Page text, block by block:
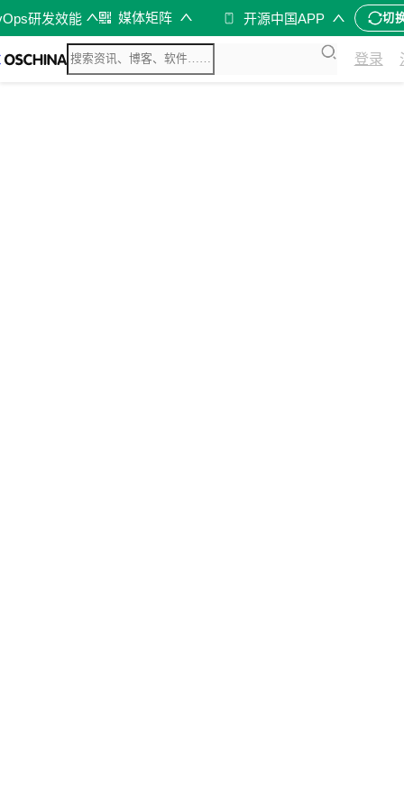
研发效能 媒体矩阵 开源中国APP 切
登录